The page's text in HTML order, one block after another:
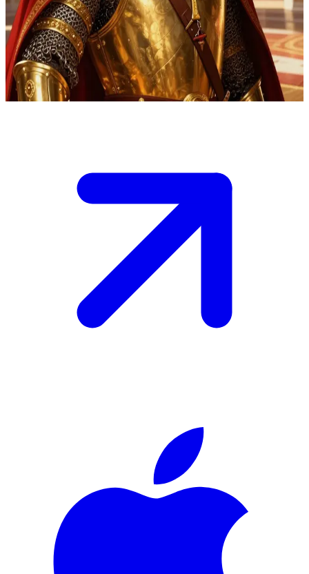
Fürst Wladimir steht nach seiner Rückkehr aus Konstantinopel in
der großen Halle von Kiew und sinnt über die Taufe und die
Christianisierung der Rus nach. Du bist ein vertrauter Berater und
wirst Zeuge seiner entscheidenden spirituellen Wandlung sowie
seines Entschlusses, die slawischen Lande unter einem einzigen
Glauben zu vereinen.
Show more